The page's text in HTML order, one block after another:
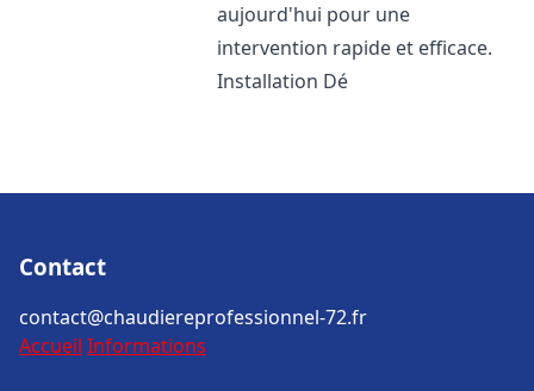
aujourd'hui pour une
intervention rapide et efficace.
Installation Dé
Contact
contact@chaudiereprofessionnel-72.fr
Accueil Informations